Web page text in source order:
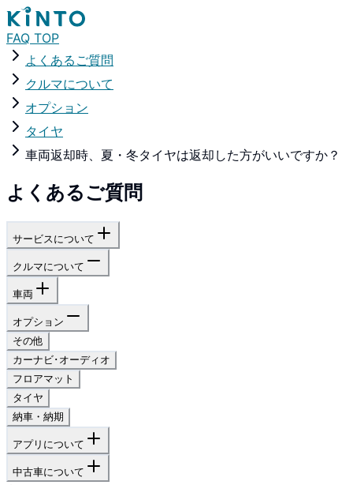
FAQ TOP
よくあるご質問
クルマについて
オプション
タイヤ
車両返却時、夏・冬タイヤは返却した方がいいですか？
よくあるご質問
サービスについて
クルマについて
車両
オプション
その他
カーナビ･オーディオ
フロアマット
タイヤ
納車・納期
アプリについて
中古車について